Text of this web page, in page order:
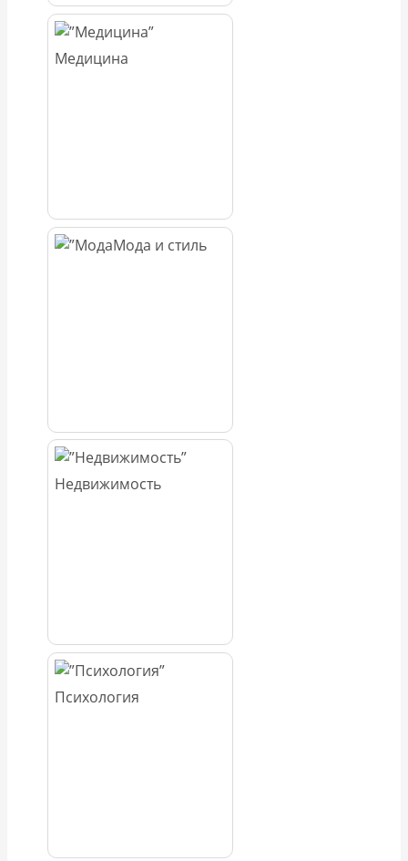
Медицина
Мода и стиль
Недвижимость
Психология